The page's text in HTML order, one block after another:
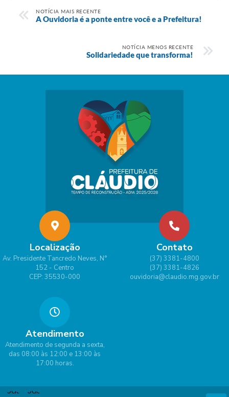
NOTÍCIA MAIS RECENTE
A Ouvidoria é a ponte entre você e a Prefeitura!
NOTÍCIA MENOS RECENTE
Solidariedade que transforma!
Localização
Av. Presidente Tancredo Neves, N°
152 - Centro
CEP: 35530-000
Contato
(37) 3381-4800
(37) 3381-4826
ouvidoria@claudio.mg.gov.br
Atendimento
Atendimento de segunda a sexta,
das 08:00 às 12:00 e 13:00 às
17:00 horas.